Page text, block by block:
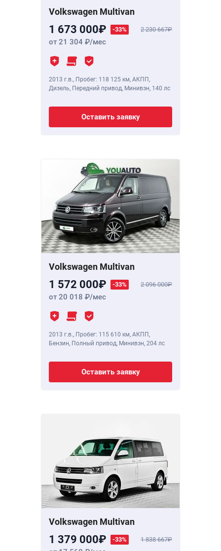
Volkswagen Multivan
1 673 000 -33% 2 230 667
от 21 304 /мес
2013 г.в., Пробег: 118 125 км, АКПП,
Дизель, Передний привод, Минивэн, 140 лс
Оставить заявку
Volkswagen Multivan
1 572 000 -33% 2 096 000
от 20 018 /мес
2013 г.в., Пробег: 115 610 км, АКПП,
Бензин, Полный привод, Минивэн, 204 лс
Оставить заявку
Volkswagen Multivan
1 379 000 -33% 1 838 667